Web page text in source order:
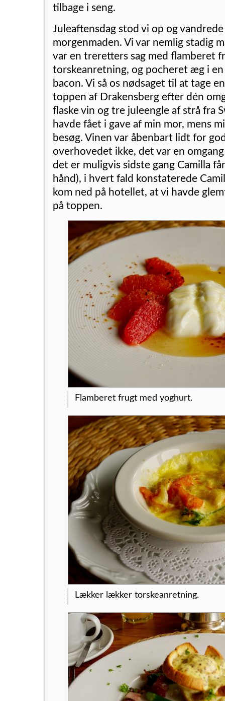
tilbage i seng.
Juleaftensdag stod vi op og
morgenmaden. Vi var nemlig stadig
var en treretters sag med flamberet
torskeanretning, og pocheret æg i
bacon. Vi så os nødsaget til at tage
toppen af Drakensberg efter dén
flaske vin og tre juleengle af strå fra
havde fået i gave af min mor, mens
besøg. Vinen var åbenbart lidt for
overhovedet ikke, det var en
det er muligvis sidste gang Camilla
hånd), i hvert fald konstaterede
kom ned på hotellet, at vi havde
på toppen.
Flamberet frugt med yoghurt.
Lækker lækker torskeanretning.